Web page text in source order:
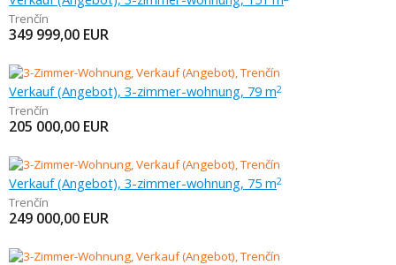
Trenčín
349 999,00 EUR
Verkauf (Angebot), 3-zimmer-wohnung, 79 m2
Trenčín
205 000,00 EUR
Verkauf (Angebot), 3-zimmer-wohnung, 75 m2
Trenčín
249 000,00 EUR